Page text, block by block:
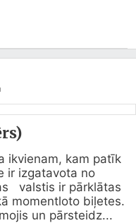
ikvienam, kam patīk
ir izgatavota no
valstis ir pārklātas
momentloto biļetes.
un pārsteidz...